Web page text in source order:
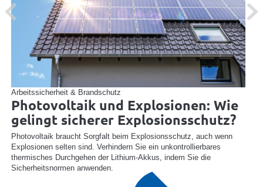
Arbeitssicherheit & Brandschutz
Photovoltaik und Explosionen: Wie
gelingt sicherer Explosionsschutz?
Photovoltaik braucht Sorgfalt beim Explosionsschutz, auch wenn
Explosionen selten sind. Verhindern Sie ein unkontrollierbares
thermisches Durchgehen der Lithium-Akkus, indem Sie die
Sicherheitsnormen anwenden.